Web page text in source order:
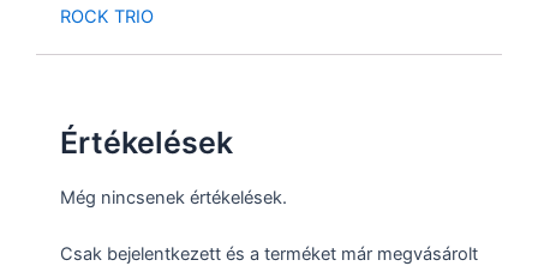
ROCK TRIO
Értékelések
Még nincsenek értékelések.
Csak bejelentkezett és a terméket már megvásárolt